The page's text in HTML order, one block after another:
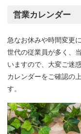
営業カレンダー
急なお休みや時間変更
世代の従業員が多く、
いますので、大変ご迷
カレンダーをご確認の
す。